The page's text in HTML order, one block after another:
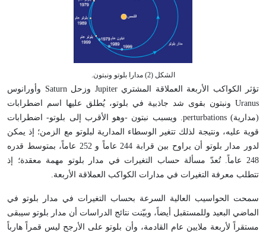
الشكل (2) مدارا بلوتو ونبتون.
تؤثر الكواكب الأربعة العملاقة المشتري Jupiter وزحل Saturn وأورانوس
Uranus ونبتون بقوى شد جاذبية في بلوتو، يُطلق عليها اسم اضطرابات
(مدارية) perturbations. ويسبب نبتون -وهو الأقرب إلى بلوتو- اضطرابات
قوية عليه، ونتيجة لذلك تتغير الوسطاء المدارية لبلوتو مع الزمن؛ إذ يمكن
لدور مدار بلوتو أن يراوح بين قرابة 244 عاماً و 252 عاماً، بمتوسط قدره
248 عاماً. تُعدّ مسألة حساب التغيرات في مدار بلوتو مهمة معقدة؛ إذ
تتطلب معرفة التغيرات في مدارات الكواكب العملاقة الأربعة.
سمحت الحواسيب العالية السرعة بحساب التغيرات في مدار بلوتو في
الماضي البعيد وللمستقبل أيضاً، وبيّنت نتائج الدراسات أن مدار بلوتو سيبقى
مستقراً لأربعة ملايين عام القادمة، وأن بلوتو على الأرجح ليس قمراً هارباً